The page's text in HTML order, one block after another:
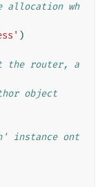
allocation wh
)
the router, a
object
instance ont